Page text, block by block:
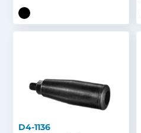
D4-1136